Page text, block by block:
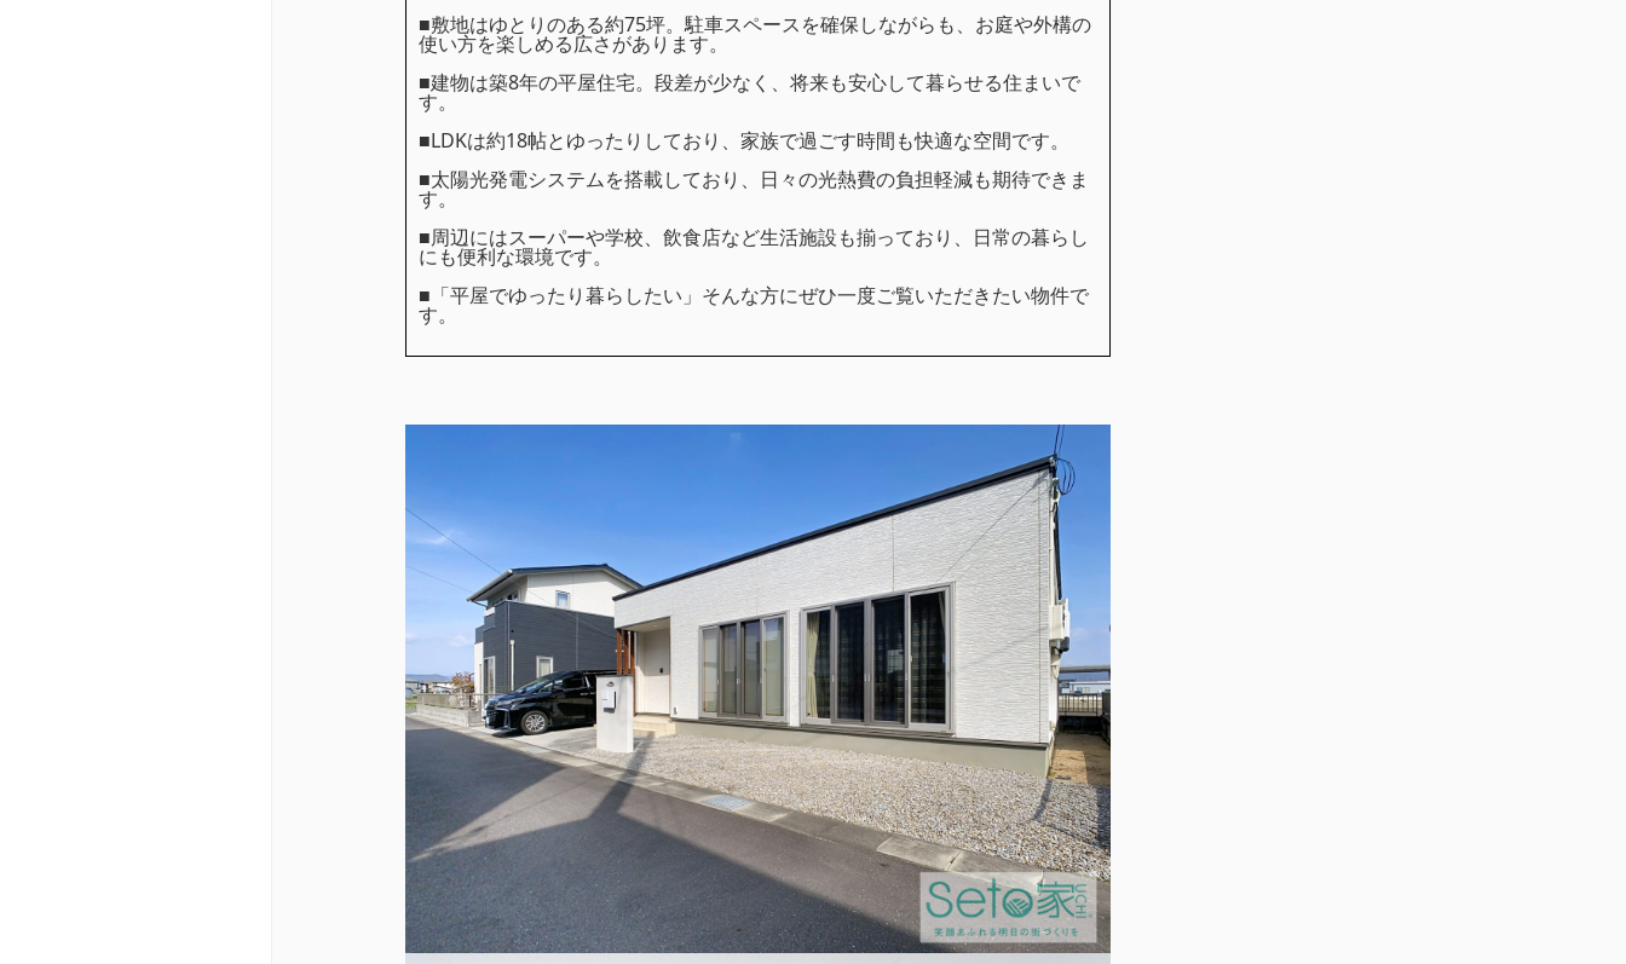
■敷地はゆとりのある約75坪。駐車スペースを確保しながらも、お庭や外構の
使い方を楽しめる広さがあります。
■建物は築8年の平屋住宅。段差が少なく、将来も安心して暮らせる住まいで
す。
■LDKは約18帖とゆったりしており、家族で過ごす時間も快適な空間です。
■太陽光発電システムを搭載しており、日々の光熱費の負担軽減も期待できま
す。
■周辺にはスーパーや学校、飲食店など生活施設も揃っており、日常の暮らし
にも便利な環境です。
■「平屋でゆったり暮らしたい」そんな方にぜひ一度ご覧いただきたい物件で
す。